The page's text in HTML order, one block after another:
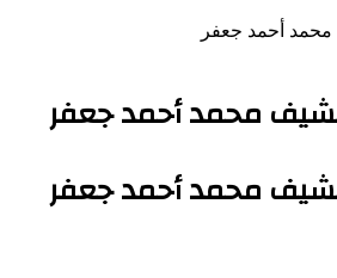
محمد أحمد جعفر
محمد أحمد جعفر
محمد أحمد جعفر